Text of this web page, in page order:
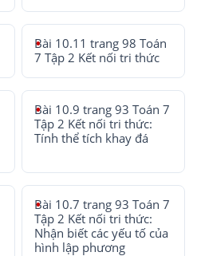
Bài 10.11 trang 98 Toán
7 Tập 2 Kết nối tri thức
Bài 10.9 trang 93 Toán 7
Tập 2 Kết nối tri thức:
Tính thể tích khay đá
Bài 10.7 trang 93 Toán 7
Tập 2 Kết nối tri thức:
Nhận biết các yếu tố của
hình lập phương